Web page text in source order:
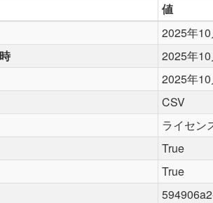
値
2025年
2025年
2025年
CSV
ライセン
True
True